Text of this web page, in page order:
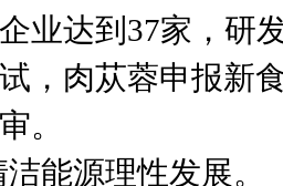
业达到 37家，研
，肉苁蓉申报新
。
能源理性发展。